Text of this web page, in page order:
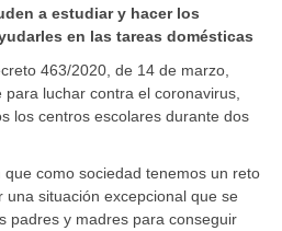
a estudiar y hacer los
en las tareas domésticas
463/2020, de 14 de marzo,
luchar contra el coronavirus,
los centros escolares durante dos
que como sociedad tenemos un reto
situación excepcional que se
padres y madres para conseguir